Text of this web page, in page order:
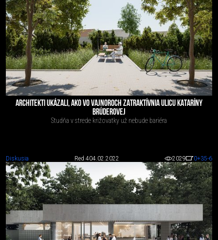
ARCHITEKTI UKÁZALI, AKO VO VAJNOROCH ZATRAKTÍVNIA ULICU KATARÍNY
BRÚDEROVEJ
Studňa v strede križovatky už nebude bariéra
Diskusia Red 404.02.2022 2029 0+35-6